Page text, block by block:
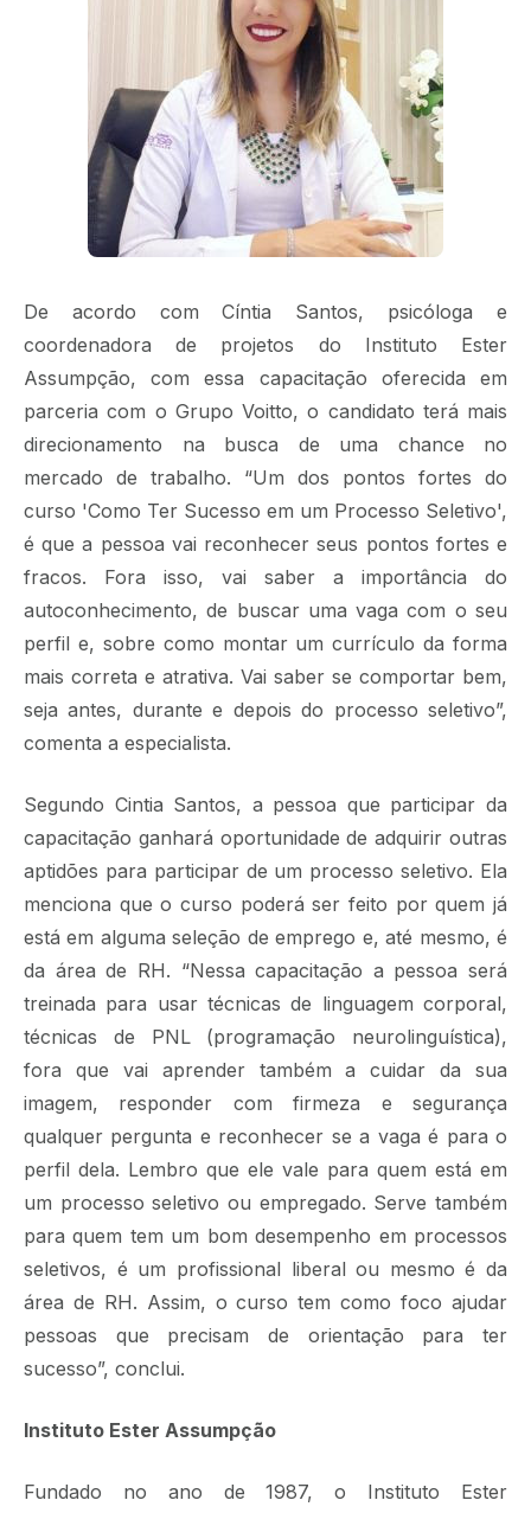
De acordo com Cíntia Santos, psicóloga e
coordenadora de projetos do Instituto Ester
Assumpção, com essa capacitação oferecida em
parceria com o Grupo Voitto, o candidato terá mais
direcionamento na busca de uma chance no
mercado de trabalho. “Um dos pontos fortes do
curso 'Como Ter Sucesso em um Processo Seletivo',
é que a pessoa vai reconhecer seus pontos fortes e
fracos. Fora isso, vai saber a importância do
autoconhecimento, de buscar uma vaga com o seu
perfil e, sobre como montar um currículo da forma
mais correta e atrativa. Vai saber se comportar bem,
seja antes, durante e depois do processo seletivo”,
comenta a especialista.
Segundo Cintia Santos, a pessoa que participar da
capacitação ganhará oportunidade de adquirir outras
aptidões para participar de um processo seletivo. Ela
menciona que o curso poderá ser feito por quem já
está em alguma seleção de emprego e, até mesmo, é
da área de RH. “Nessa capacitação a pessoa será
treinada para usar técnicas de linguagem corporal,
técnicas de PNL (programação neurolinguística),
fora que vai aprender também a cuidar da sua
imagem, responder com firmeza e segurança
qualquer pergunta e reconhecer se a vaga é para o
perfil dela. Lembro que ele vale para quem está em
um processo seletivo ou empregado. Serve também
para quem tem um bom desempenho em processos
seletivos, é um profissional liberal ou mesmo é da
área de RH. Assim, o curso tem como foco ajudar
pessoas que precisam de orientação para ter
sucesso”, conclui.
Instituto Ester Assumpção
Fundado no ano de 1987, o Instituto Ester